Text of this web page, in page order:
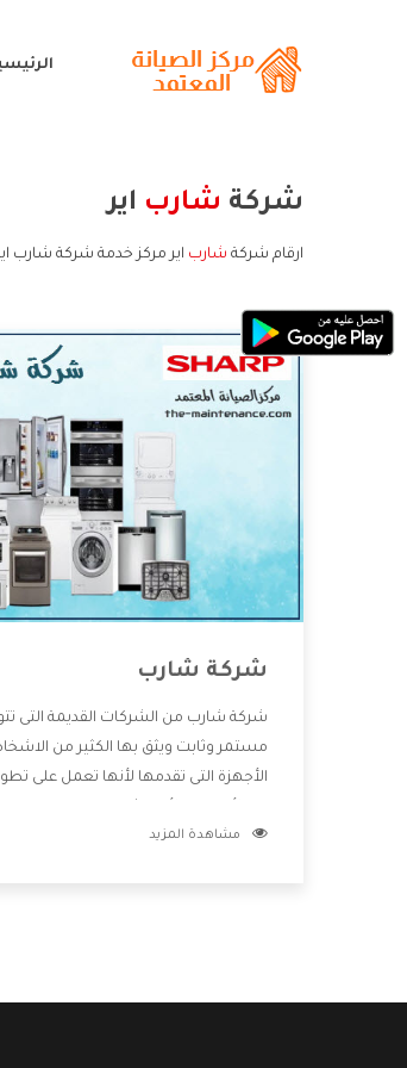
شركة شارب اير
ارقام شركة شارب اير مركز خدمة شركة شارب
شركة شارب
شركة شارب من الشركات القديمة التى
مستمر وثابت ويثق بها الكثير من
الأجهزة التى تقدمها لأنها تعمل على
خدمات ما بعد البيع مع المنتجات وتقدم
مشاهدة المزيد